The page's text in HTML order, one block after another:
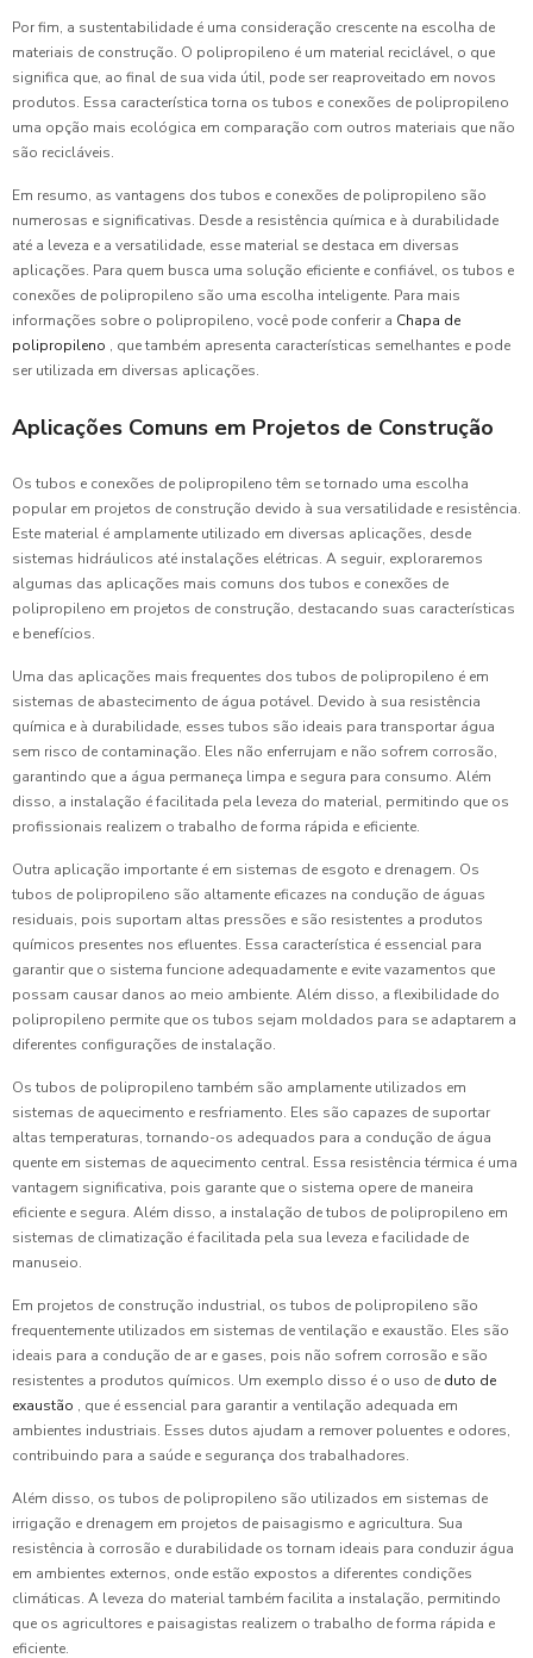
Por fim, a sustentabilidade é uma consideração crescente na escolha de
materiais de construção. O polipropileno é um material reciclável, o que
significa que, ao final de sua vida útil, pode ser reaproveitado em novos
produtos. Essa característica torna os tubos e conexões de polipropileno
uma opção mais ecológica em comparação com outros materiais que não
são recicláveis.
Em resumo, as vantagens dos tubos e conexões de polipropileno são
numerosas e significativas. Desde a resistência química e à durabilidade
até a leveza e a versatilidade, esse material se destaca em diversas
aplicações. Para quem busca uma solução eficiente e confiável, os tubos e
conexões de polipropileno são uma escolha inteligente. Para mais
informações sobre o polipropileno, você pode conferir a Chapa de
polipropileno , que também apresenta características semelhantes e pode
ser utilizada em diversas aplicações.
Aplicações Comuns em Projetos de Construção
Os tubos e conexões de polipropileno têm se tornado uma escolha
popular em projetos de construção devido à sua versatilidade e resistência.
Este material é amplamente utilizado em diversas aplicações, desde
sistemas hidráulicos até instalações elétricas. A seguir, exploraremos
algumas das aplicações mais comuns dos tubos e conexões de
polipropileno em projetos de construção, destacando suas características
e benefícios.
Uma das aplicações mais frequentes dos tubos de polipropileno é em
sistemas de abastecimento de água potável. Devido à sua resistência
química e à durabilidade, esses tubos são ideais para transportar água
sem risco de contaminação. Eles não enferrujam e não sofrem corrosão,
garantindo que a água permaneça limpa e segura para consumo. Além
disso, a instalação é facilitada pela leveza do material, permitindo que os
profissionais realizem o trabalho de forma rápida e eficiente.
Outra aplicação importante é em sistemas de esgoto e drenagem. Os
tubos de polipropileno são altamente eficazes na condução de águas
residuais, pois suportam altas pressões e são resistentes a produtos
químicos presentes nos efluentes. Essa característica é essencial para
garantir que o sistema funcione adequadamente e evite vazamentos que
possam causar danos ao meio ambiente. Além disso, a flexibilidade do
polipropileno permite que os tubos sejam moldados para se adaptarem a
diferentes configurações de instalação.
Os tubos de polipropileno também são amplamente utilizados em
sistemas de aquecimento e resfriamento. Eles são capazes de suportar
altas temperaturas, tornando-os adequados para a condução de água
quente em sistemas de aquecimento central. Essa resistência térmica é uma
vantagem significativa, pois garante que o sistema opere de maneira
eficiente e segura. Além disso, a instalação de tubos de polipropileno em
sistemas de climatização é facilitada pela sua leveza e facilidade de
manuseio.
Em projetos de construção industrial, os tubos de polipropileno são
frequentemente utilizados em sistemas de ventilação e exaustão. Eles são
ideais para a condução de ar e gases, pois não sofrem corrosão e são
resistentes a produtos químicos. Um exemplo disso é o uso de duto de
exaustão , que é essencial para garantir a ventilação adequada em
ambientes industriais. Esses dutos ajudam a remover poluentes e odores,
contribuindo para a saúde e segurança dos trabalhadores.
Além disso, os tubos de polipropileno são utilizados em sistemas de
irrigação e drenagem em projetos de paisagismo e agricultura. Sua
resistência à corrosão e durabilidade os tornam ideais para conduzir água
em ambientes externos, onde estão expostos a diferentes condições
climáticas. A leveza do material também facilita a instalação, permitindo
que os agricultores e paisagistas realizem o trabalho de forma rápida e
eficiente.